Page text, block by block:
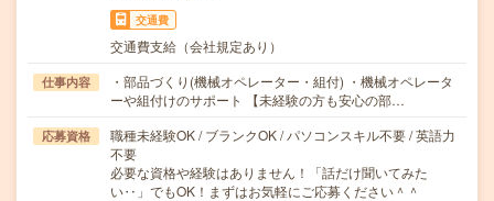
交通費
交通費支給（会社規定あり）
仕事内容
・部品づくり(機械オペレーター・組付) ・機械オペレータ
ーや組付けのサポート 【未経験の方も安心の部…
応募資格
職種未経験OK / ブランクOK / パソコンスキル不要 / 英語力
不要
必要な資格や経験はありません！「話だけ聞いてみた
い‥」でもOK！まずはお気軽にご応募ください＾＾